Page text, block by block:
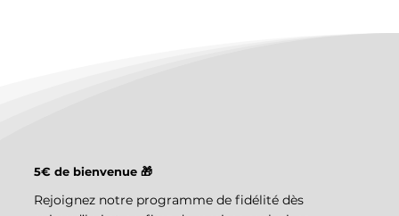
5€ de bienvenue 🎁
Rejoignez notre programme de fidélité dès